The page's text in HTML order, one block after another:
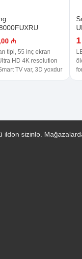
,00 ₼
tipi, 55 inç ekran
HD 4K resolution
TV var, 3D yoxdur
ildən sizinlə.